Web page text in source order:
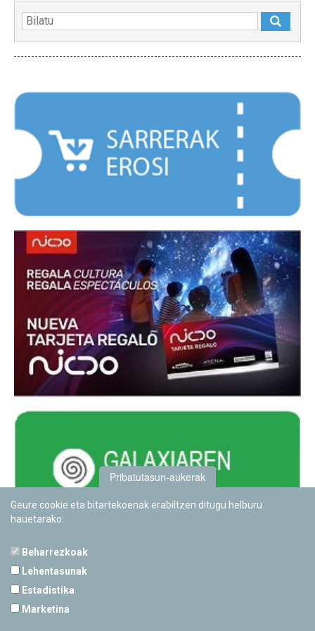
Pribatutasun-aukerak
Geure cookie eta bitartekoenak erabiltzen ditugu helburu
hauetarako:
Beharrezkoak
Lehentasunak
Estadistika
Marketina